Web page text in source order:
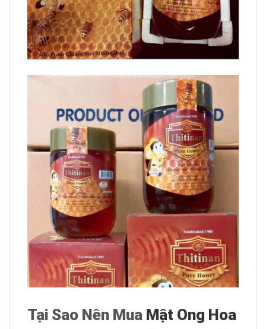
Tại Sao Nên Mua Mật Ong Hoa